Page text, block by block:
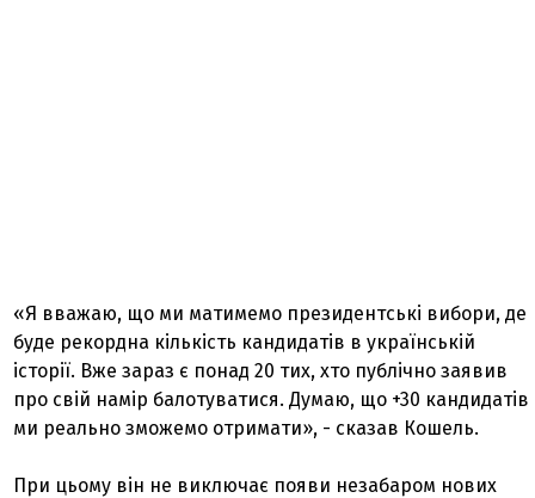
«Я вважаю, що ми матимемо президентські вибори, де
буде рекордна кількість кандидатів в українській
історії. Вже зараз є понад 20 тих, хто публічно заявив
про свій намір балотуватися. Думаю, що +30 кандидатів
ми реально зможемо отримати», - сказав Кошель.
При цьому він не виключає появи незабаром нових